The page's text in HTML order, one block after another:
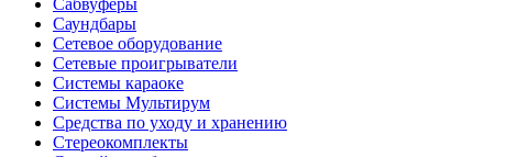
Сабвуферы
Саундбары
Сетевое оборудование
Сетевые проигрыватели
Системы караоке
Системы Мультирум
Средства по уходу и хранению
Стереокомплекты